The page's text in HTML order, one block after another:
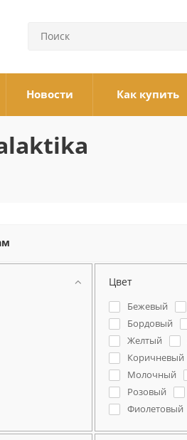
Новости Как купить
Цвет
Бежевый
Бордовый
Желтый
Коричневый
Молочный
Розовый
Фиолетовый